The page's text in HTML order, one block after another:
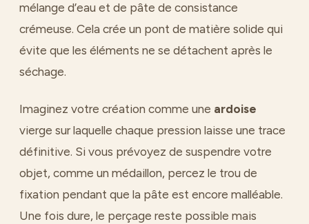
mélange d’eau et de pâte de consistance
crémeuse. Cela crée un pont de matière solide qui
évite que les éléments ne se détachent après le
séchage.
Imaginez votre création comme une ardoise
vierge sur laquelle chaque pression laisse une trace
définitive. Si vous prévoyez de suspendre votre
objet, comme un médaillon, percez le trou de
fixation pendant que la pâte est encore malléable.
Une fois dure, le perçage reste possible mais